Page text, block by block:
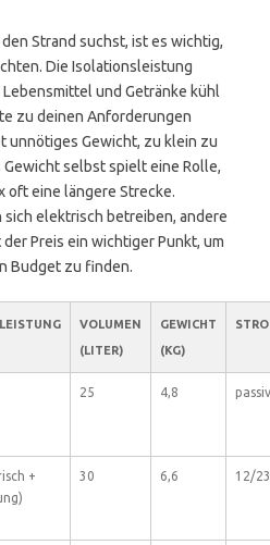
Strand suchst, ist es wichtig,
Die Isolationsleistung
und Getränke kühl
zu deinen Anforderungen
unnötiges Gewicht, zu klein zu
Gewicht selbst spielt eine Rolle,
oft eine längere Strecke.
elektrisch betreiben, andere
Preis ein wichtiger Punkt, um
Budget zu finden.
VOLUMEN
(LITER)
GEWICHT
(KG)
25 4,8 passiv
+
30 6,6 12/